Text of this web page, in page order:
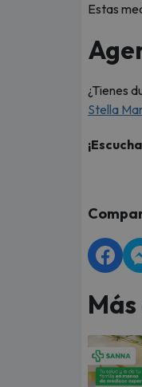
Estas
¿Tienes
Stella